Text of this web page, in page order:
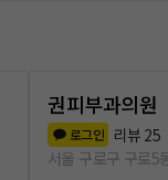
권피부과의원
로그인 리뷰 25
서울 구로구 구로5